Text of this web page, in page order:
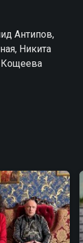
Антипов,
Никита
Кощеева